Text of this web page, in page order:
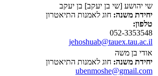
שי יהושע [שי בן יעקב] בן יעקב
יחידת משנה: חוג לאמנות התיאטרון
טלפון:
052-3353548
jehoshuab@tauex.tau.ac.il
אודי בן משה
יחידת משנה: חוג לאמנות התיאטרון
ubenmoshe@gmail.com